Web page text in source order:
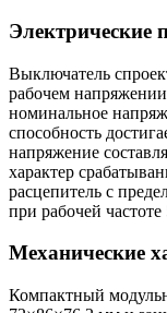
Электрические
Выключатель
рабочем
номинальное
способность
напряжение
характер
расцепитель с
при рабочей
Механические
Компактный